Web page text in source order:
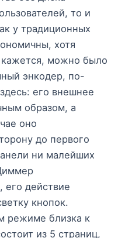
то и
у традиционных
хотя
кажется, можно было
энкодер, по-
его внешнее
образом, а
оно
до первого
ни малейших
его действие
кнопок.
режиме близка к
из 5 страниц,